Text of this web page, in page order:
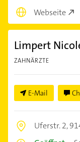
Webseite
Limpert
ZAHNÄRZTE
E-Mail
Uferstr. 2,